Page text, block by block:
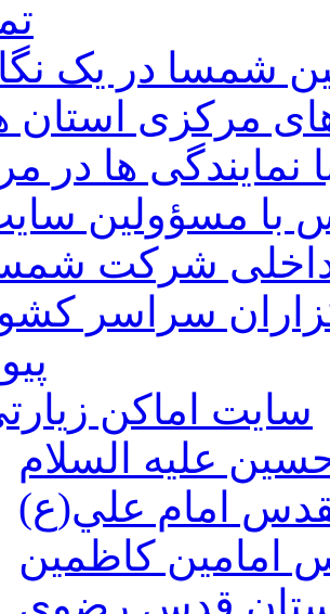
شمسا در یک
مرکزی استان
نمایندگی ها در
با مسؤولین
شرکت
سراسر
سایت اماکن
عليه السلام
امام علي(ع)
امامين كاظمين
قدس رضوي